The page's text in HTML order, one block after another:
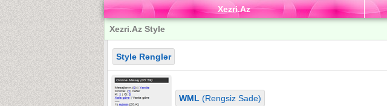
Xezri.Az
Xezri.Az Style
Style Rənglər
WML (Rengsiz Sade)